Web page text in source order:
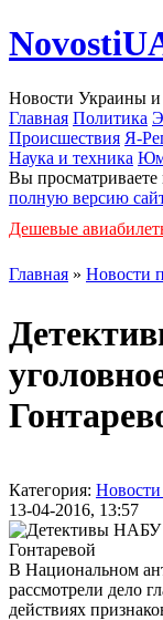
Новости Украины и
Главная Политика
Происшествия Я-
Наука и техника
Вы
полную версию
Дешевые
Главная » Новости
Категория:
13-04-2016, 13:57
В Национальном
рассмотрели дело
действиях